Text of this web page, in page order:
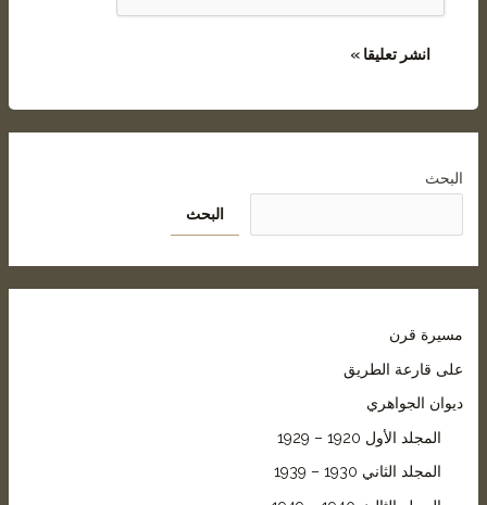
البحث
البحث
مسيرة قرن
على قارعة الطريق
ديوان الجواهري
المجلد الأول 1920 – 1929
المجلد الثاني 1930 – 1939